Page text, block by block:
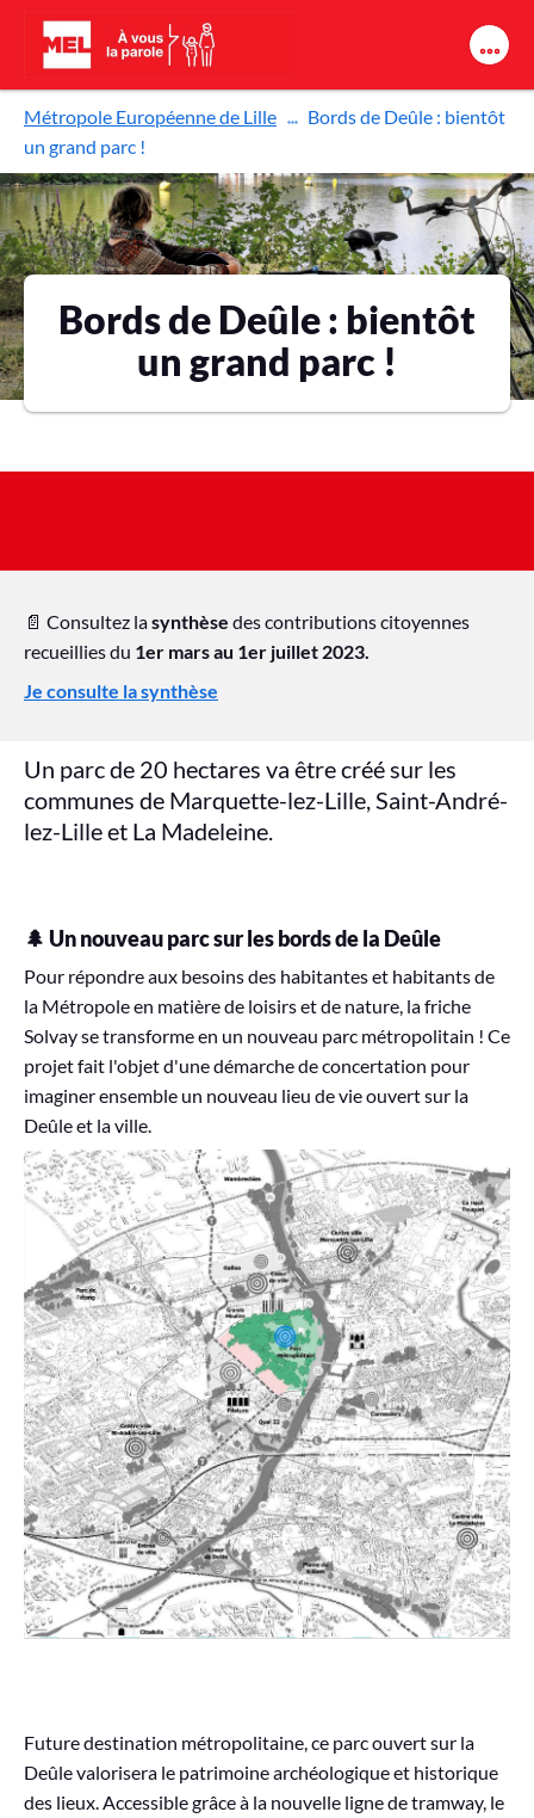
Aller au contenu principal
Métropole Européenne de Lille
Bords de Deûle : bientôt
un grand parc !
Bords de Deûle : bientôt
un grand parc !
📄 Consultez lasynthèse des contributions citoyennes
recueillies du 1er mars au 1er juillet 2023.
Je consulte la synthèse
Un parc de 20 hectares va être créé sur les
communes de Marquette-lez-Lille, Saint-André-
lez-Lille et La Madeleine.
🌲 Un nouveau parc sur les bords de la Deûle
Pour répondre aux besoins des habitantes et habitants de
la Métropole en matière de loisirs et de nature, la friche
Solvay se transforme en un nouveau parc métropolitain ! Ce
projet fait l'objet d'une démarche de concertation pour
imaginer ensemble un nouveau lieu de vie ouvert sur la
Deûle et la ville.
Future destination métropolitaine, ce parc ouvert sur la
Deûle valorisera le patrimoine archéologique et historique
des lieux. Accessible grâce à la nouvelle ligne de tramway, le